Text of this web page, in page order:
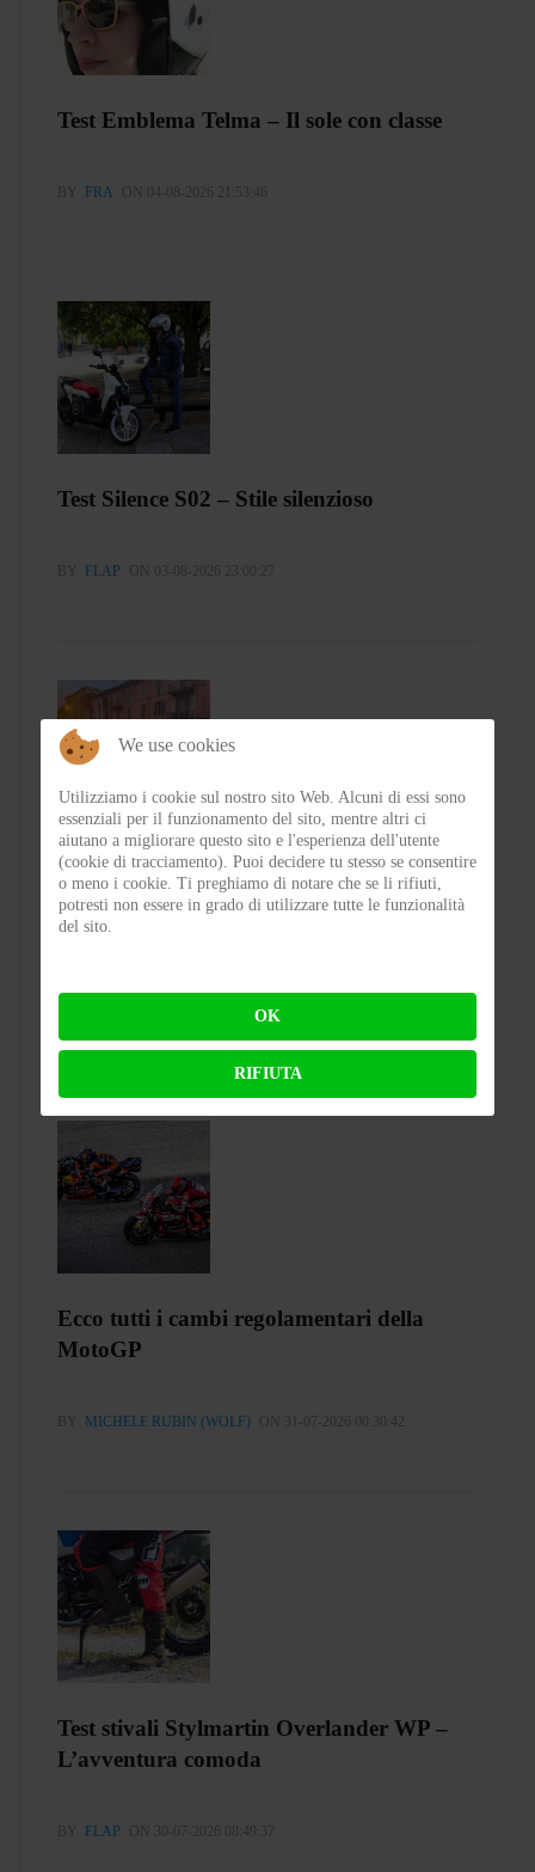
Test Emblema Telma – Il sole con classe
BY FRA ON 04-08-2026 21:53:46
Test Silence S02 – Stile silenzioso
BY FLAP ON 03-08-2026 23:00:27
CASTELLEONE 2 WHEELS NIGHT -
Una notte d’estate, il cuore del borgo e una
passione capace di unire
ON 03-08-2026 08:10:57
Ecco tutti i cambi regolamentari della
MotoGP
BY MICHELE RUBIN (WOLF) ON 31-07-2026 00:30:42
Test stivali Stylmartin Overlander WP –
L’avventura comoda
BY FLAP ON 30-07-2026 08:49:37
We use cookies
Utilizziamo i cookie sul nostro sito Web. Alcuni di essi sono
essenziali per il funzionamento del sito, mentre altri ci
aiutano a migliorare questo sito e l'esperienza dell'utente
(cookie di tracciamento). Puoi decidere tu stesso se consentire
o meno i cookie. Ti preghiamo di notare che se li rifiuti,
potresti non essere in grado di utilizzare tutte le funzionalità
del sito.
OK
RIFIUTA